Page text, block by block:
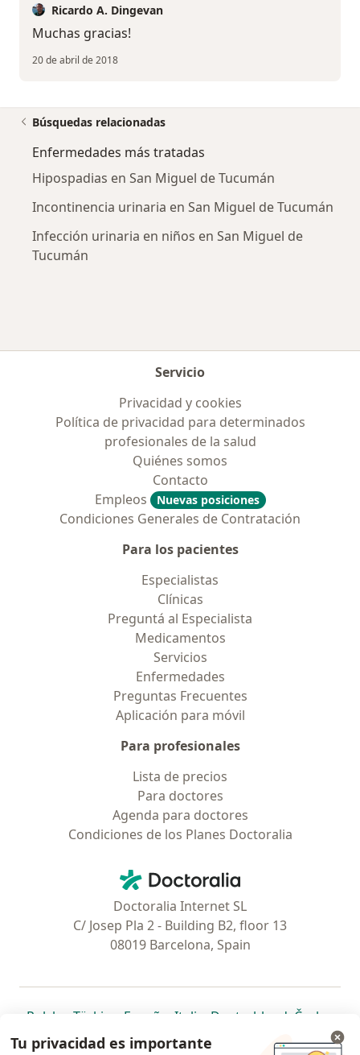
Ricardo A. Dingevan
Muchas gracias!
20 de abril de 2018
Búsquedas relacionadas
Enfermedades más tratadas
Hipospadias en San Miguel de Tucumán
Incontinencia urinaria en San Miguel de Tucumán
Infección urinaria en niños en San Miguel de
Tucumán
Servicio
Privacidad y cookies
Política de privacidad para determinados
profesionales de la salud
Quiénes somos
Contacto
Empleos
Nuevas posiciones
Condiciones Generales de Contratación
Para los pacientes
Especialistas
Clínicas
Preguntá al Especialista
Medicamentos
Servicios
Enfermedades
Preguntas Frecuentes
Aplicación para móvil
Para profesionales
Lista de precios
Para doctores
Agenda para doctores
Condiciones de los Planes Doctoralia
Doctoralia - Página de inicio
Doctoralia Internet SL
C/ Josep Pla 2 - Building B2, floor 13
08019 Barcelona, Spain
Polska se abre en una nueva pestaña
Türkiye se abre en una nueva pestaña
España se abre en una nueva pestaña
Italia se abre en una nueva
Deutschlandse abre en
Česko
Portugal
se abre en una nueva pestaña
México se abre en una nueva pestaña
Chile se abre en una nueva pestaña
Brasil se abre en una nueva
se abre en
se
Tu privacidad es importante